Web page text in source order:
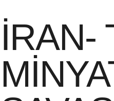
İRAN-